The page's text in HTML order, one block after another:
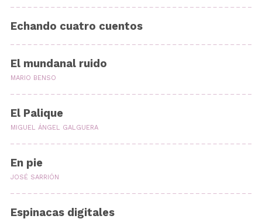
Echando cuatro cuentos
El mundanal ruido
MARIO BENSO
El Palique
MIGUEL ÁNGEL GALGUERA
En pie
JOSÉ SARRIÓN
Espinacas digitales